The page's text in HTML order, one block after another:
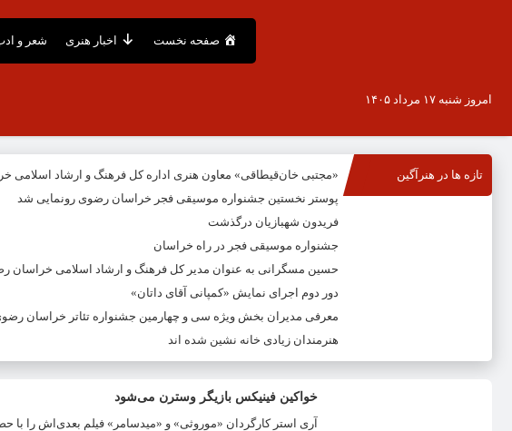
صفحه نخست اخبار هنری شعر و
امروز شنبه ۱۷ مرداد ۱۴۰۵
تازه ها در هنرآگین
«مجتبی خان‌قیطاقی» معاون هنری اداره کل فرهنگ و ارشاد
پوستر نخستین جشنواره موسیقی فجر خراسان رضوی رونمایی شد
فریدون شهبازیان درگذشت
جشنواره موسیقی فجر در راه خراسان
حسین مسگرانی به عنوان مدیر کل فرهنگ و ارشاد اسلامی خراسان
دور دوم اجرای نمایش «کمپانی آقای داتان»
معرفی مدیران بخش ویژه سی و چهارمین جشنواره تئاتر خراسان
هنرمندان زیادی خانه نشین شده اند
خواکین فینیکس بازیگر وسترن می‌شود
آری استر کارگردان «موروثی» و «میدسامر» فیلم بعدی‌اش را